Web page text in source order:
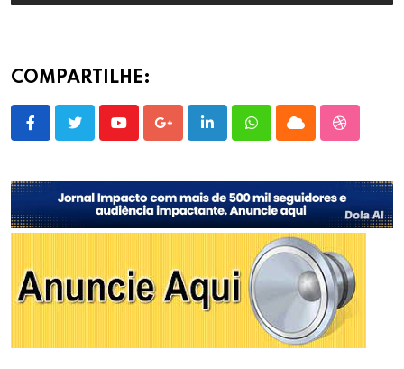
COMPARTILHE:
YoutubeGoogle+LinkedInWhatsappCloud